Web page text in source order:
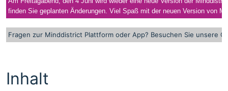
finden Sie geplanten Änderungen. Viel Spaß mit der neuen Version von
Fragen zur Minddistrict Plattform oder App? Besuchen Sie unsere
Inhalt